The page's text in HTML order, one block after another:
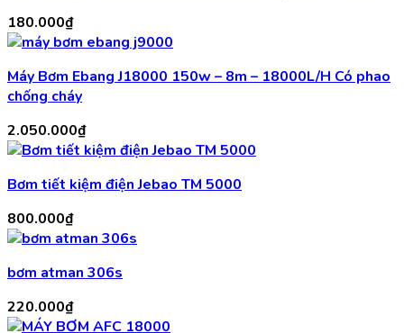
180.000₫
Máy Bơm Ebang J18000 150w – 8m – 18000L/H Có phao
chống cháy
2.050.000₫
Bơm tiết kiệm điện Jebao TM 5000
800.000₫
bơm atman 306s
220.000₫